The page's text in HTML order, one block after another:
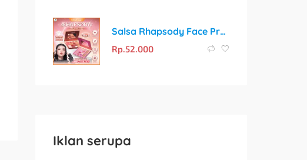
Salsa Rhapsody Face Pro Palette: Satu Palet untuk Semua Kebutuhan Makeup
Rp. 52.000
Iklan serupa